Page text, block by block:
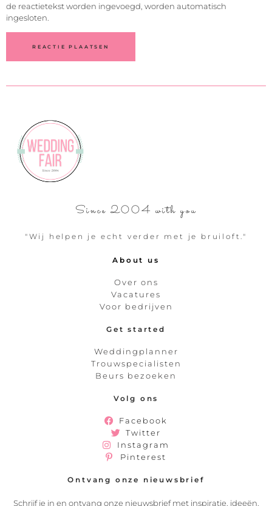
de reactietekst worden ingevoegd, worden automatisch
ingesloten.
Since 2004 with you
"Wij helpen je echt verder met je bruiloft."
About us
Over ons
Vacatures
Voor bedrijven
Get started
Weddingplanner
Trouwspecialisten
Beurs bezoeken
Volg ons
Facebook
Twitter
Instagram
Pinterest
Ontvang onze nieuwsbrief
Schrijf je in en ontvang onze nieuwsbrief met inspiratie, ideeën,